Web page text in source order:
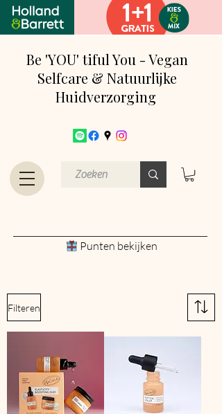
Be 'YOU' tiful You - Vegan
Selfcare & Natuurlijke
Huidverzorging
Punten bekijken
Filteren